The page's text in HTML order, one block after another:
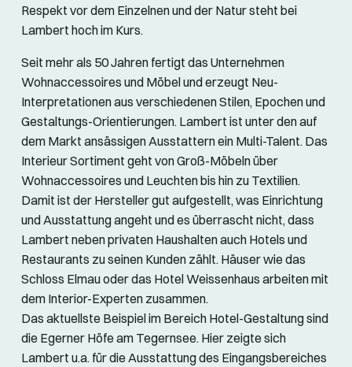
Respekt vor dem Einzelnen und der Natur steht bei
Lambert hoch im Kurs.
Seit mehr als 50 Jahren fertigt das Unternehmen
Wohnaccessoires und Möbel und erzeugt Neu-
Interpretationen aus verschiedenen Stilen, Epochen und
Gestaltungs-Orientierungen. Lambert ist unter den auf
dem Markt ansässigen Ausstattern ein Multi-Talent. Das
Interieur Sortiment geht von Groß-Möbeln über
Wohnaccessoires und Leuchten bis hin zu Textilien.
Damit ist der Hersteller gut aufgestellt, was Einrichtung
und Ausstattung angeht und es überrascht nicht, dass
Lambert neben privaten Haushalten auch Hotels und
Restaurants zu seinen Kunden zählt. Häuser wie das
Schloss Elmau oder das Hotel Weissenhaus arbeiten mit
dem Interior-Experten zusammen.
Das aktuellste Beispiel im Bereich Hotel-Gestaltung sind
die Egerner Höfe am Tegernsee. Hier zeigte sich
Lambert u.a. für die Ausstattung des Eingangsbereiches